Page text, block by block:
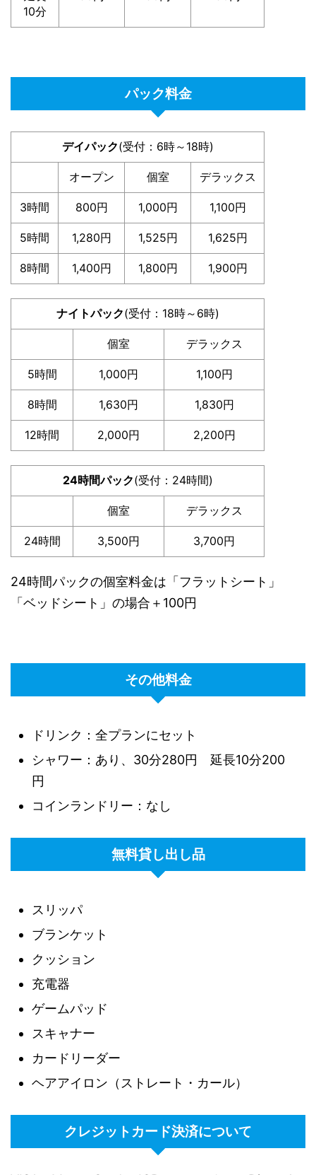
10分
パック料金
デイパック(受付：6時～18時)
オープン 個室 デラックス
3時間 800円 1,000円 1,100円
5時間 1,280円 1,525円 1,625円
8時間 1,400円 1,800円 1,900円
ナイトパック(受付：18時～6時)
個室 デラックス
5時間 1,000円 1,100円
8時間 1,630円 1,830円
12時間 2,000円 2,200円
24時間パック(受付：24時間)
個室 デラックス
24時間 3,500円 3,700円
24時間パックの個室料金は「フラットシート」
「ベッドシート」の場合＋100円
その他料金
ドリンク：全プランにセット
シャワー：あり、30分280円 延長10分200
円
コインランドリー：なし
無料貸し出し品
スリッパ
ブランケット
クッション
充電器
ゲームパッド
スキャナー
カードリーダー
ヘアアイロン（ストレート・カール）
クレジットカード決済について